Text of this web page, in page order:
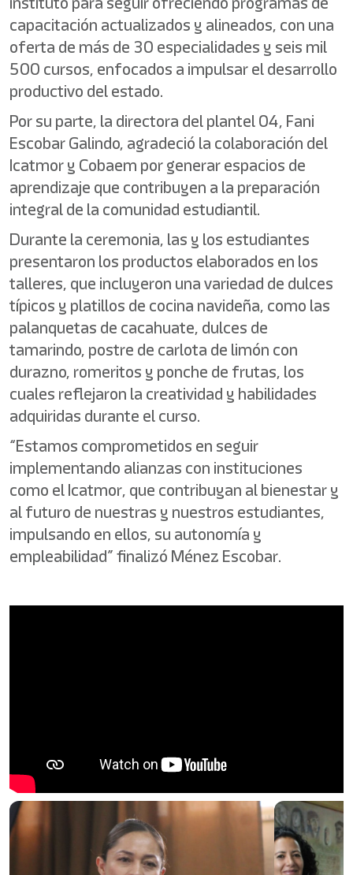
capacitación actualizados y alineados, con una
oferta de más de 30 especialidades y seis mil
500 cursos, enfocados a impulsar el desarrollo
productivo del estado.
Por su parte, la directora del plantel 04, Fani
Escobar Galindo, agradeció la colaboración del
Icatmor y Cobaem por generar espacios de
aprendizaje que contribuyen a la preparación
integral de la comunidad estudiantil.
Durante la ceremonia, las y los estudiantes
presentaron los productos elaborados en los
talleres, que incluyeron una variedad de dulces
típicos y platillos de cocina navideña, como las
palanquetas de cacahuate, dulces de
tamarindo, postre de carlota de limón con
durazno, romeritos y ponche de frutas, los
cuales reflejaron la creatividad y habilidades
adquiridas durante el curso.
“Estamos comprometidos en seguir
implementando alianzas con instituciones
como el Icatmor, que contribuyan al bienestar y
al futuro de nuestras y nuestros estudiantes,
impulsando en ellos, su autonomía y
empleabilidad” finalizó Ménez Escobar.